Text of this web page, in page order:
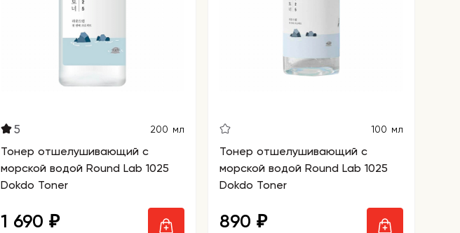
5 200 мл
Тонер отшелушивающий с
морской водой Round Lab 1025
Dokdo Toner
1 690 ₽
100 мл
Тонер отшелушивающий с
морской водой Round Lab 1025
Dokdo Toner
890 ₽